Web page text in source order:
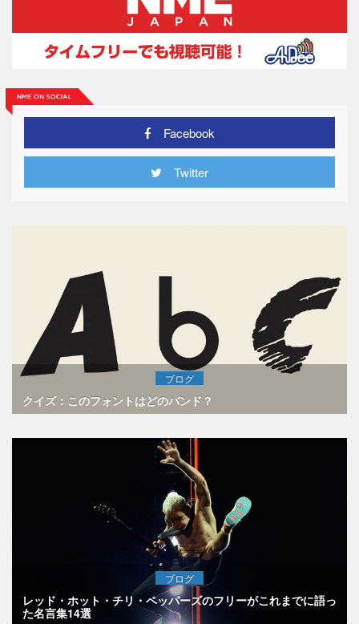
Facebook
Twitter
ブログ
クイズ：このフォントはどのバンド？
ブログ
レッド・ホット・チリ・ペッパーズのフリーがこれまでに語っ
た名言集14選